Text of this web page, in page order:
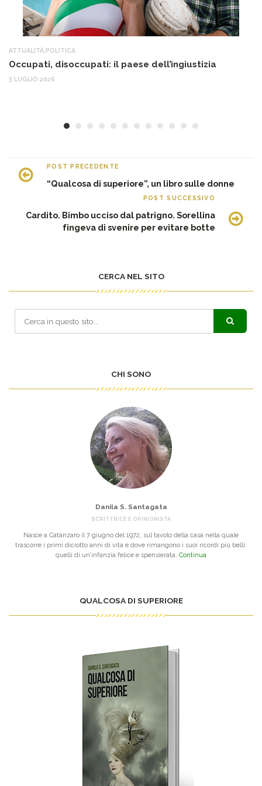
ATTUALITÀ POLITICA
Occupati, disoccupati: il paese dell’ingiustizia
3 LUGLIO 2026
POST PRECEDENTE
“Qualcosa di superiore”, un libro sulle donne
POST SUCCESSIVO
Cardito. Bimbo ucciso dal patrigno. Sorellina
fingeva di svenire per evitare botte
CERCA NEL SITO
CHI SONO
Danila S. Santagata
SCRITTRICE E OPINIONISTA
Nasce a Catanzaro il 7 giugno del 1972, sul tavolo della casa nella quale
trascorre i primi diciotto anni di vita e dove rimangono i suoi ricordi più belli:
quelli di un’infanzia felice e spensierata. Continua
QUALCOSA DI SUPERIORE